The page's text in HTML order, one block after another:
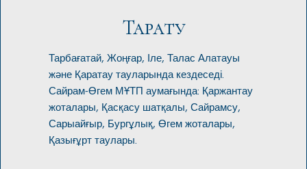
Тарату
Тарбағатай, Жоңғар, Іле, Талас Алатауы
және Қаратау тауларында кездеседі.
Сайрам-Өгем МҰТП аумағында: Қаржантау
жоталары, Қасқасу шатқалы, Сайрамсу,
Сарыайғыр, Бургұлық, Өгем жоталары,
Қазығұрт таулары.